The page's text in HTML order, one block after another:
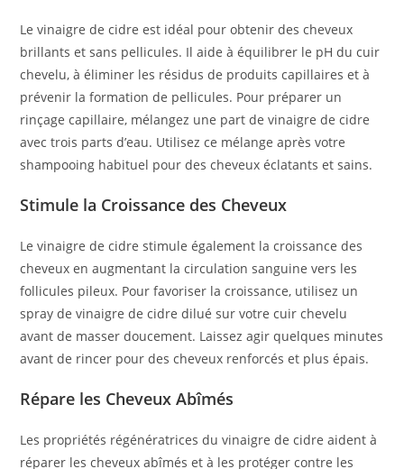
Le vinaigre de cidre est idéal pour obtenir des cheveux
brillants et sans pellicules. Il aide à équilibrer le pH du cuir
chevelu, à éliminer les résidus de produits capillaires et à
prévenir la formation de pellicules. Pour préparer un
rinçage capillaire, mélangez une part de vinaigre de cidre
avec trois parts d’eau. Utilisez ce mélange après votre
shampooing habituel pour des cheveux éclatants et sains.
Stimule la Croissance des Cheveux
Le vinaigre de cidre stimule également la croissance des
cheveux en augmentant la circulation sanguine vers les
follicules pileux. Pour favoriser la croissance, utilisez un
spray de vinaigre de cidre dilué sur votre cuir chevelu
avant de masser doucement. Laissez agir quelques minutes
avant de rincer pour des cheveux renforcés et plus épais.
Répare les Cheveux Abîmés
Les propriétés régénératrices du vinaigre de cidre aident à
réparer les cheveux abîmés et à les protéger contre les